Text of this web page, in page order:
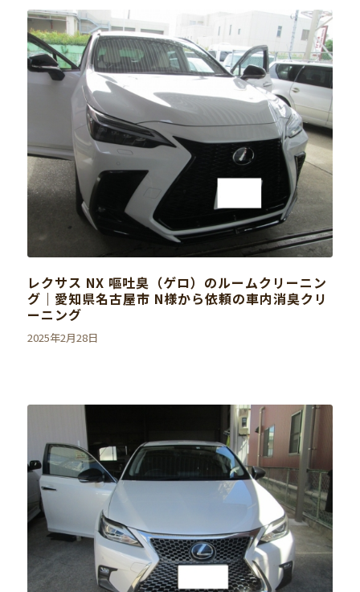
レクサス NX 嘔吐臭（ゲロ）のルームクリーニン
グ｜愛知県名古屋市 N様から依頼の車内消臭クリ
ーニング
2025年2月28日